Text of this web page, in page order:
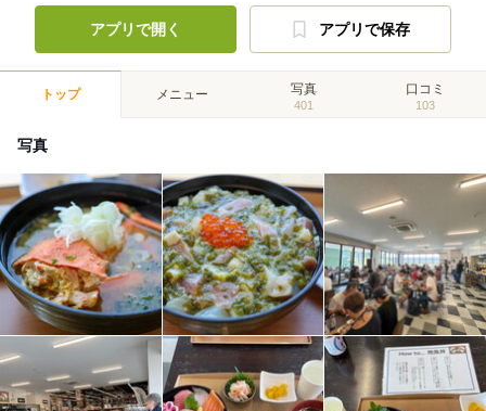
アプリで開く アプリで保存
トップ メニュー 写真
401
口コミ
103
写真